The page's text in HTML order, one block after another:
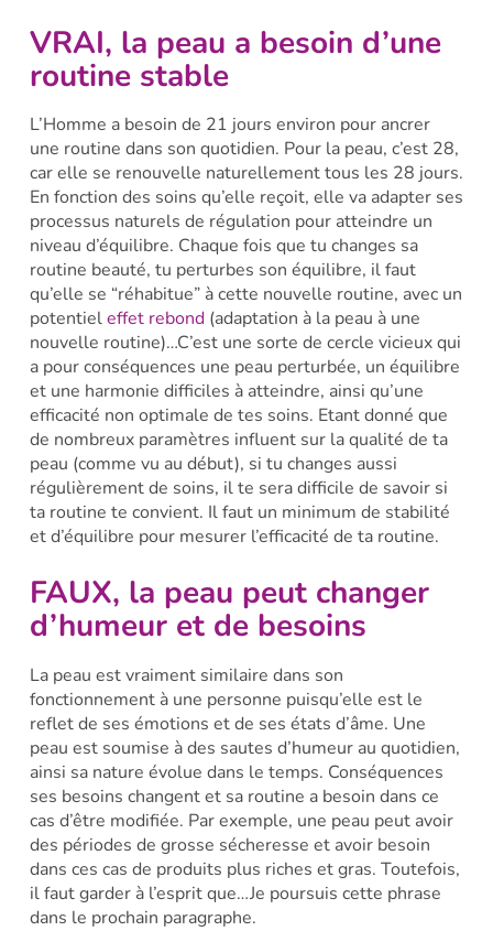
VRAI, la peau a besoin d’une
routine stable
L’Homme a besoin de 21 jours environ pour ancrer
une routine dans son quotidien. Pour la peau, c’est 28,
car elle se renouvelle naturellement tous les 28 jours.
En fonction des soins qu’elle reçoit, elle va adapter ses
processus naturels de régulation pour atteindre un
niveau d’équilibre. Chaque fois que tu changes sa
routine beauté, tu perturbes son équilibre, il faut
qu’elle se “réhabitue” à cette nouvelle routine, avec un
potentieleffet rebond(adaptation à la peau à une
nouvelle routine)…C’est une sorte de cercle vicieux qui
a pour conséquences une peau perturbée, un équilibre
et une harmonie difficiles à atteindre, ainsi qu’une
efficacité non optimale de tes soins. Etant donné que
de nombreux paramètres influent sur la qualité de ta
peau (comme vu au début), si tu changes aussi
régulièrement de soins, il te sera difficile de savoir si
ta routine te convient. Il faut un minimum de stabilité
et d’équilibre pour mesurer l’efficacité de ta routine.
FAUX, la peau peut changer
d’humeur et de besoins
La peau est vraiment similaire dans son
fonctionnement à une personne puisqu’elle est le
reflet de ses émotions et de ses états d’âme. Une
peau est soumise à des sautes d’humeur au quotidien,
ainsi sa nature évolue dans le temps. Conséquences
ses besoins changent et sa routine a besoin dans ce
cas d’être modifiée. Par exemple, une peau peut avoir
des périodes de grosse sécheresse et avoir besoin
dans ces cas de produits plus riches et gras. Toutefois,
il faut garder à l’esprit que…Je poursuis cette phrase
dans le prochain paragraphe.